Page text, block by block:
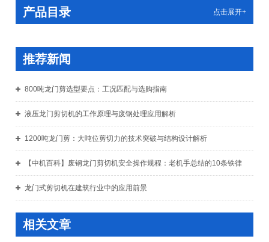
产品目录 点击展开+
推荐新闻
800吨龙门剪选型要点：工况匹配与选购指南
液压龙门剪切机的工作原理与废钢处理应用解析
1200吨龙门剪：大吨位剪切力的技术突破与结构设计解析
【中机百科】废钢龙门剪切机安全操作规程：老机手总结的10条铁律
龙门式剪切机在建筑行业中的应用前景
相关文章